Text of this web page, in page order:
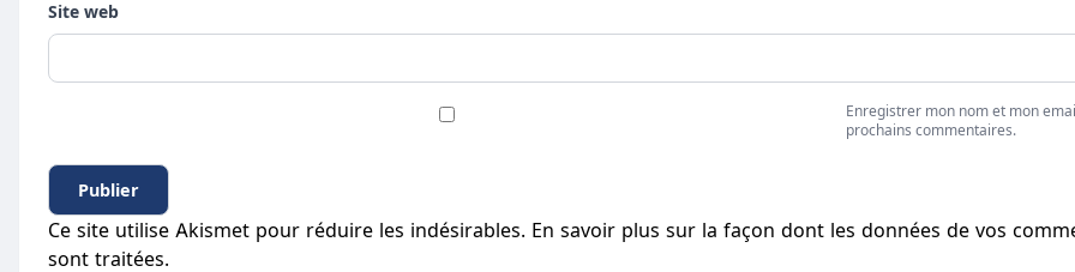
Site web
Enregistrer mon nom et mon
prochains commentaires.
Ce site utilise Akismet pour réduire les indésirables. En savoir plus sur la façon dont les données de vos
sont traitées.